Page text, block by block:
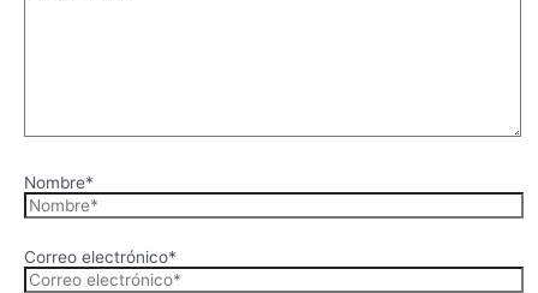
Nombre*
Correo electrónico*